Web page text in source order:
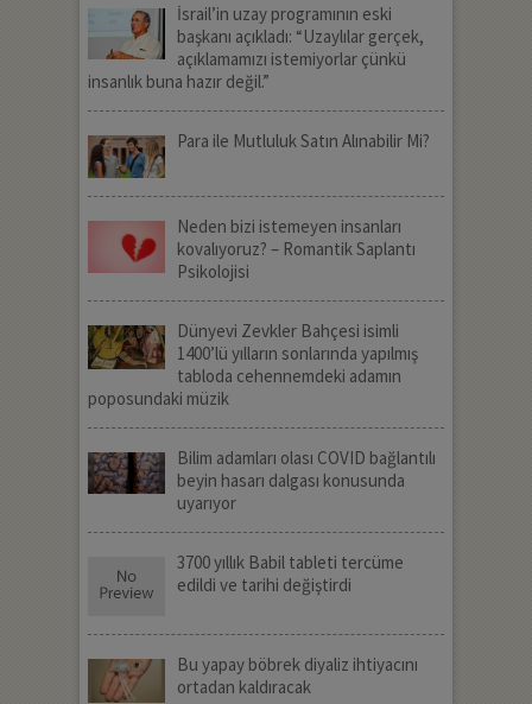
İsrail’in uzay programının eski
başkanı açıkladı: “Uzaylılar gerçek,
açıklamamızı istemiyorlar çünkü
insanlık buna hazır değil.”
Para ile Mutluluk Satın Alınabilir Mi?
Neden bizi istemeyen insanları
kovalıyoruz? – Romantik Saplantı
Psikolojisi
Dünyevi Zevkler Bahçesi isimli
1400’lü yılların sonlarında yapılmış
tabloda cehennemdeki adamın
poposundaki müzik
Bilim adamları olası COVID bağlantılı
beyin hasarı dalgası konusunda
uyarıyor
3700 yıllık Babil tableti tercüme
edildi ve tarihi değiştirdi
Bu yapay böbrek diyaliz ihtiyacını
ortadan kaldıracak